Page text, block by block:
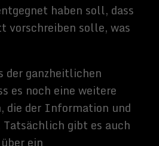
s und ich bin
freiberufliche
sowie SEO-
Berater. Mein
Hobbys und
Interessen
sind Science-
Fiction Filme